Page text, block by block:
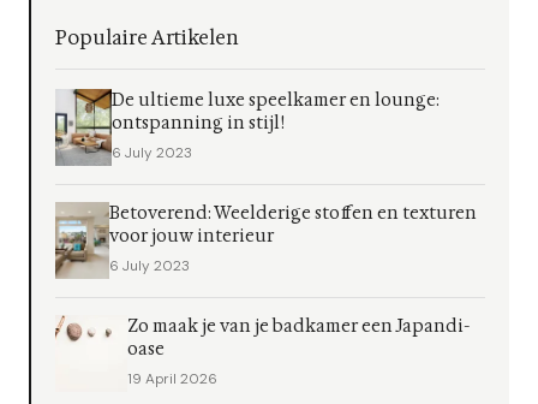
Populaire Artikelen
De ultieme luxe speelkamer en lounge:
ontspanning in stijl!
6 July 2023
Betoverend: Weelderige stoffen en texturen
voor jouw interieur
6 July 2023
Zo maak je van je badkamer een Japandi-
oase
19 April 2026